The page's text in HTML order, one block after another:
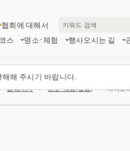
해 주시기 바랍니다.
스 명소·체험 행사오시는 길
협회에 대해서
탑 페이지 스폿・체험(일람) 미치노